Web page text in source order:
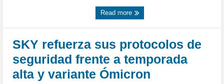
Read more
SKY refuerza sus protocolos de
seguridad frente a temporada
alta y variante Ómicron